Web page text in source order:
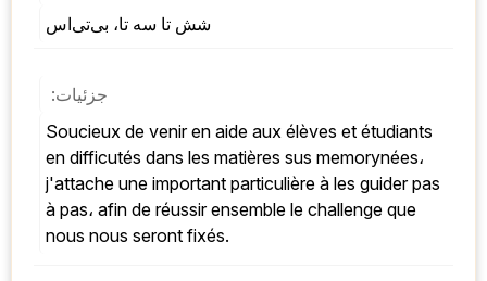
شش تا سه تا، بی‌تی‌اس
جزئیات:
Soucieux de venir en aide aux élèves et étudiants
en difficutés dans les matières sus memorynées،
j'attache une important particulière à les guider pas
à pas، afin de réussir ensemble le challenge que
nous nous seront fixés.